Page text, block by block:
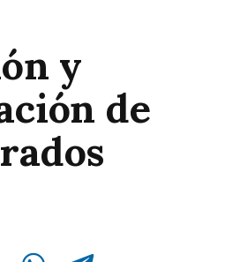
y
de
Compartir en Whatsapp Compartir en Telegram